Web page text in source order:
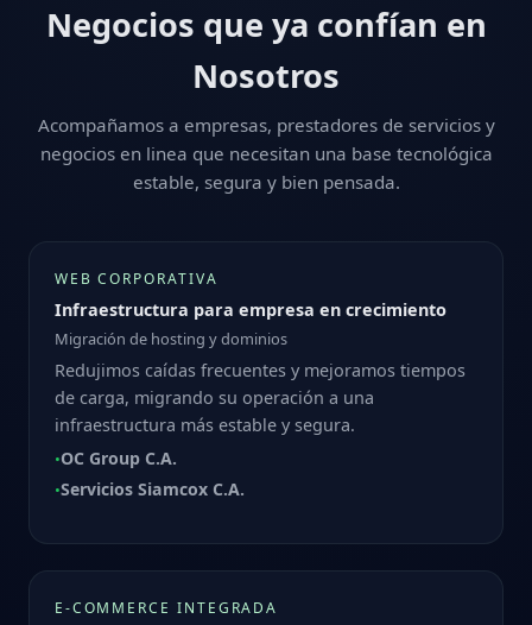
Negocios que ya confían en
Nosotros
Acompañamos a empresas, prestadores de servicios y
negocios en linea que necesitan una base tecnológica
estable, segura y bien pensada.
WEB CORPORATIVA
Infraestructura para empresa en crecimiento
Migración de hosting y dominios
Redujimos caídas frecuentes y mejoramos tiempos
de carga, migrando su operación a una
infraestructura más estable y segura.
•OC Group C.A.
•Servicios Siamcox C.A.
E‑COMMERCE INTEGRADA